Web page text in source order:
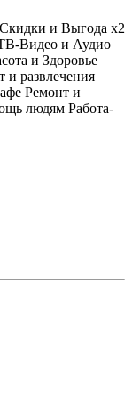
Скидки и Выгода x2
Видео и Аудио
и Здоровье
и развлечения
Ремонт и
людям Работа-